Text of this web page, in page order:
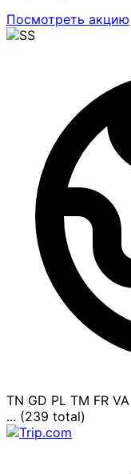
Посмотреть акцию
TN GD PL TM FR VA
... (239 total)